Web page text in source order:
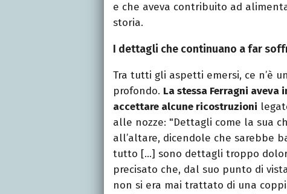
e che aveva contribuito ad
storia.
I dettagli che continuano a far
Tra tutti gli aspetti emersi, ce n’è
profondo. La stessa Ferragni
accettare alcune ricostruzioni
alle nozze: "Dettagli come la sua
all’altare, dicendole che sarebbe
tutto […] sono dettagli troppo
precisato che, dal suo punto di
non si era mai trattato di una